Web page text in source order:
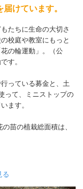
けています。
たちに生命の大切さ
校庭や教室にもっと
の輪運動」。（公
す。
っている募金と、土
って、ミニストップの
ます。
苗の植栽総面積は、
る